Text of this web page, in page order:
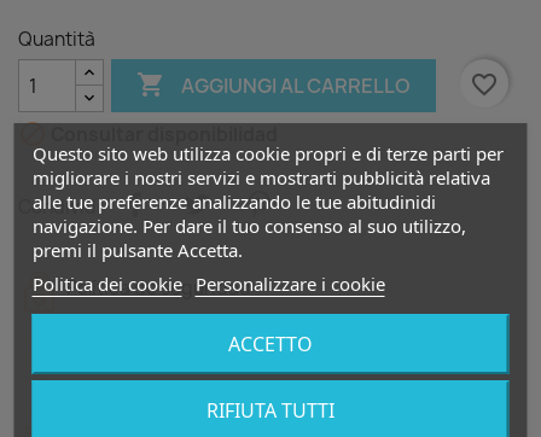
Quantità
 AGGIUNGI AL CARRELLO
favorite_border
Condividi
Política de seguridad
Política de entrega
Política de devolución
Questo sito web utilizza cookie propri e di terze parti per
migliorare i nostri servizi e mostrarti pubblicità relativa
alle tue preferenze analizzando le tue abitudinidi
navigazione. Per dare il tuo consenso al suo utilizzo,
premi il pulsante Accetta.
Politica dei cookie
Personalizzare i cookie
RIFIUTA TUTTI
ACCETTO